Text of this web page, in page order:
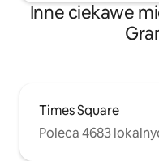
Inne ciekawe
Times Square
Poleca 4683